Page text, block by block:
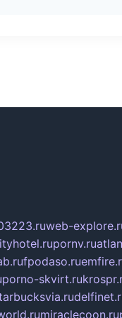
web-
pornv.ru
fpodaso.ru
porno-skvirt.ru
miraclecoon.ru